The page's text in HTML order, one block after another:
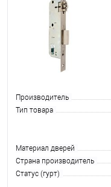
Производитель
Тип товара
Материал дверей
Страна производитель
Статус (гурт)